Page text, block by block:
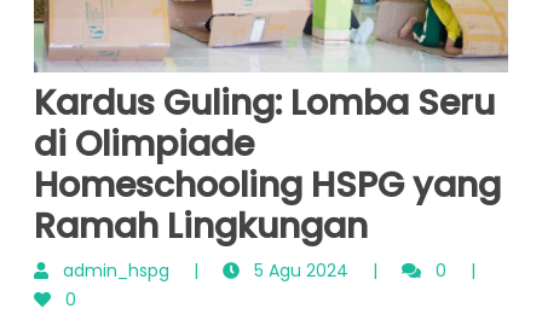
Kardus Guling: Lomba Seru
di Olimpiade
Homeschooling HSPG yang
Ramah Lingkungan
admin_hspg | 5 Agu 2024 | 0
|
0